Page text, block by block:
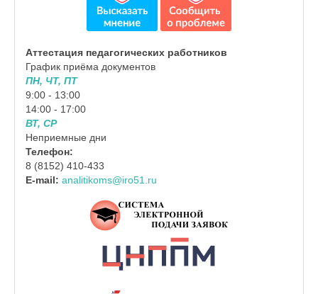
Аттестация педагогических работников
График приёма документов
ПН, ЧТ, ПТ
9:00 - 13:00
14:00 - 17:00
ВТ, СР
Неприемные дни
Телефон:
8 (8152) 410-433
E-mail: analitikoms@iro51.ru